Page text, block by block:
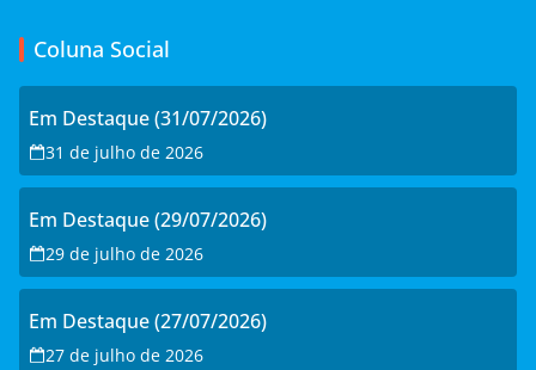
Coluna Social
Em Destaque (31/07/2026)
31 de julho de 2026
Em Destaque (29/07/2026)
29 de julho de 2026
Em Destaque (27/07/2026)
27 de julho de 2026